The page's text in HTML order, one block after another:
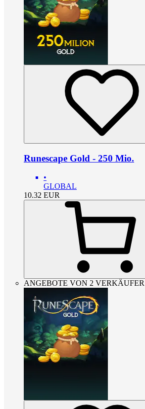
Runescape Gold - 250 Mio.
•
GLOBAL
10.32 EUR
ANGEBOTE VON 2 VERKÄUFER